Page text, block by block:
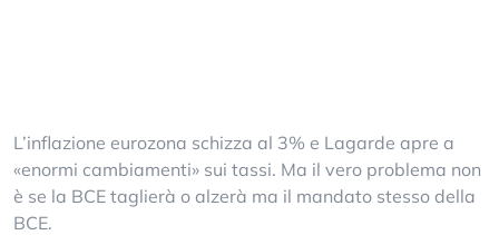
L’inflazione eurozona schizza al 3% e Lagarde apre a
«enormi cambiamenti» sui tassi. Ma il vero problema non
è se la BCE taglierà o alzerà ma il mandato stesso della
BCE.